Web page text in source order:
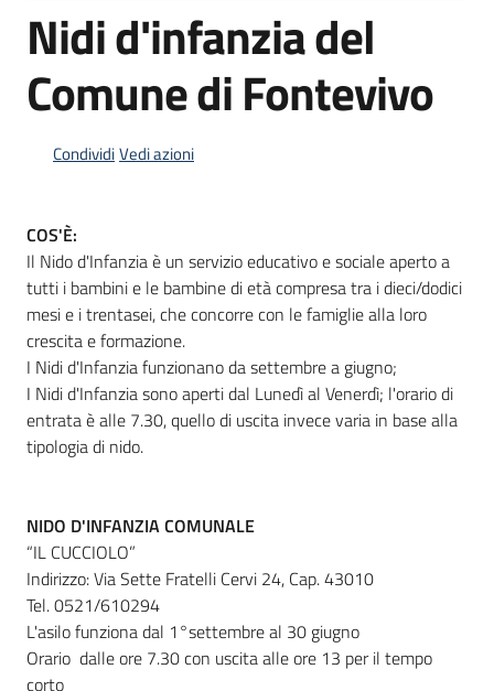
Centri
per
famiglie
Informazioni
locali
Newsletter
Nidi d'infanzia del
Comune di Fontevivo
CondividiVedi azioni
COS'È:
Il Nido d'Infanzia è un servizio educativo e sociale aperto a
tutti i bambini e le bambine di età compresa tra i dieci/dodici
mesi e i trentasei, che concorre con le famiglie alla loro
crescita e formazione.
I Nidi d'Infanzia funzionano da settembre a giugno;
I Nidi d'Infanzia sono aperti dal Lunedì al Venerdì; l'orario di
entrata è alle 7.30, quello di uscita invece varia in base alla
tipologia di nido.
NIDO D'INFANZIA COMUNALE
“IL CUCCIOLO”
Indirizzo: Via Sette Fratelli Cervi 24, Cap. 43010
Tel. 0521/610294
L'asilo funziona dal 1°settembre al 30 giugno
Orario dalle ore 7.30 con uscita alle ore 13 per il tempo
corto